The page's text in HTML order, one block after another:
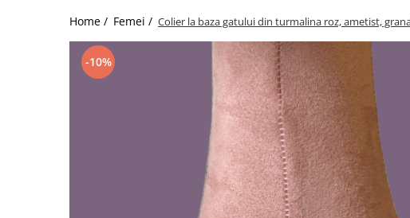
Home / Femei / Colier la baza gatului din turmalina roz, ametist,
-10%